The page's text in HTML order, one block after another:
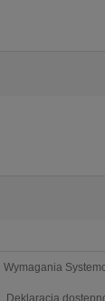
Wymagania
Deklaracja